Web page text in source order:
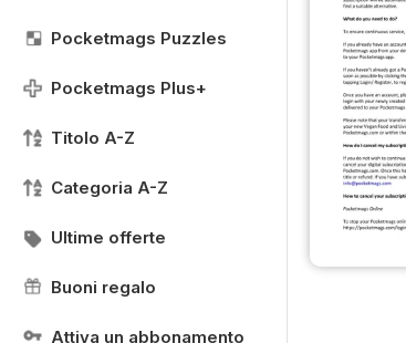
Pocketmags Puzzles
Pocketmags Plus+
Titolo A-Z
Categoria A-Z
Ultime offerte
Buoni regalo
Attiva un abbonamento